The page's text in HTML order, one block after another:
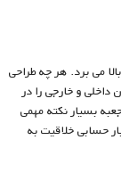
می برد. هر چه طراحی
و خارجی را در
بسیار نکته مهمی
حسابی خلاقیت به